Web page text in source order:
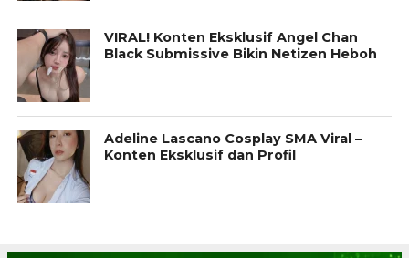
VIRAL! Konten Eksklusif Angel Chan
Black Submissive Bikin Netizen Heboh
Adeline Lascano Cosplay SMA Viral –
Konten Eksklusif dan Profil